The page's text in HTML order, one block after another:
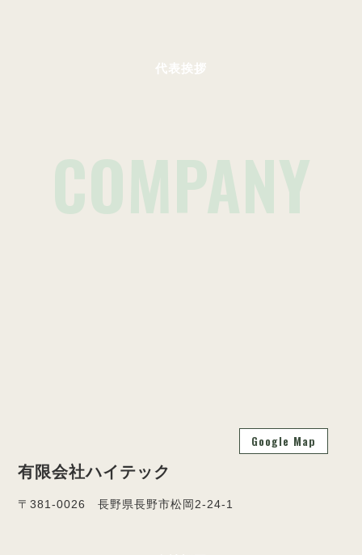
代表挨拶
COMPANY
Google Map
有限会社ハイテック
〒381-0026 長野県長野市松岡2-24-1